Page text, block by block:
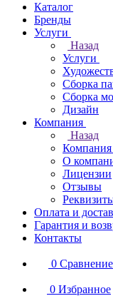
Каталог
Бренды
Услуги
Назад
Услуги
Сборка
Сборка
Дизайн
Компания
Назад
Компания
О
Лицензии
Отзывы
Оплата и
Гарантия и
Контакты
0 Сравнение
0 Избранное